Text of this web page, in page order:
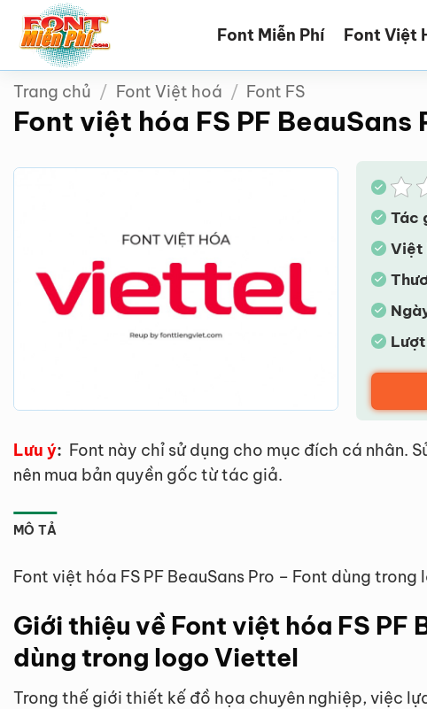
qua
dung
Font Miễn Phí Font Việt
Trang chủ / Font Việt hoá / Font FS
Font việt hóa FS PF
Tác
Việt
Lưu ý: Font này chỉ sử dụng cho mục đích cá nhân.
nên mua bản quyền gốc từ tác giả.
MÔ TẢ
Font việt hóa FS PF BeauSans Pro – Font dùng
Giới thiệu về Font việt hóa FS PF
dùng trong logo Viettel
Trong thế giới thiết kế đồ họa chuyên nghiệp, việc